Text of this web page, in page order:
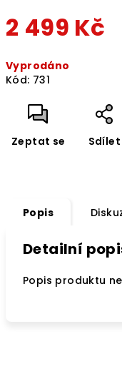
2 499 Kč
cena:
Vyprodáno
Kód: 731
Zeptat se Sdílet
Popis
Detailní
Popis produktu